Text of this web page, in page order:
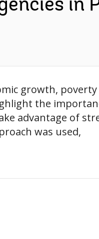
in
growth,
the
advantage of
was used,